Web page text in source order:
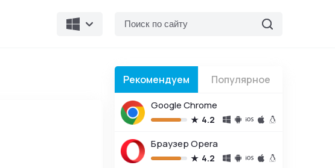
Рекомендуем Популярное
Google Chrome
4.2
Браузер Opera
4.2